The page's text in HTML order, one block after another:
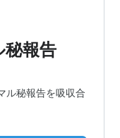
秘報告
ル秘報告を吸収合